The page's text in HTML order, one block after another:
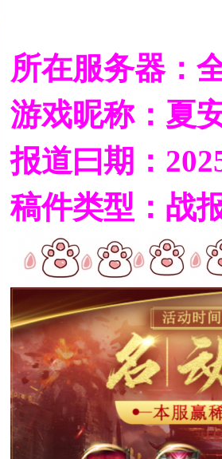
所在服务器：
游戏昵称：夏
报道曰期：
稿件类型：战